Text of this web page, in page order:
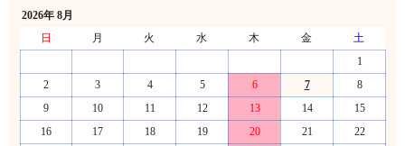
2026年 8月
日
月 火 水 木 金
土
1
2
3 4 5 6 7
8
9
10 11 12 13 14
15
16
17 18 19 20 21
22